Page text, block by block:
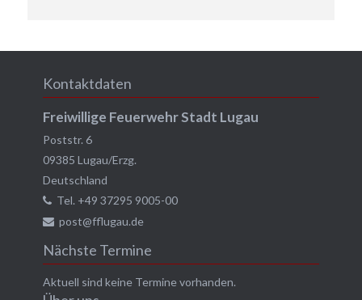
Kontaktdaten
Freiwillige Feuerwehr Stadt Lugau
Poststr. 6
09385 Lugau/Erzg.
Deutschland
Tel. +49 37295 9005-00
post@fflugau.de
Nächste Termine
Aktuell sind keine Termine vorhanden.